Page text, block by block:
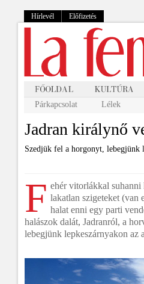
Hírlevél Előfizetés
Párkapcsolat Lélek
Jadran királynő
Szedjük fel a horgonyt, lebegjünk
F ehér vitorlákkal
lakatlan szigeteket (van
halat enni egy parti
halászok dalát, Jadranról, a
lebegjünk lepkeszárnyakon az